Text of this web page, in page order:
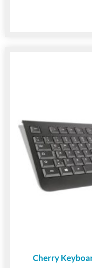
Cherry